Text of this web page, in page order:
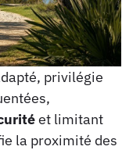
privilégie
et limitant
la proximité des